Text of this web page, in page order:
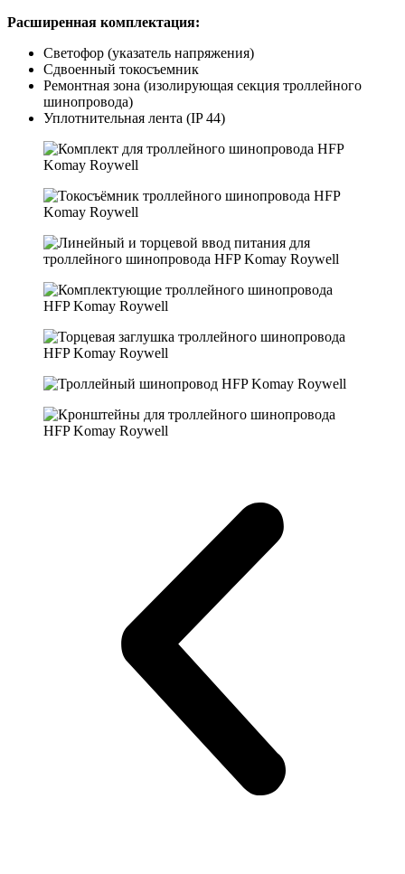
Расширенная комплектация:
Светофор (указатель напряжения)
Сдвоенный токосъемник
Ремонтная зона (изолирующая секция троллейного
шинопровода)
Уплотнительная лента (IP 44)